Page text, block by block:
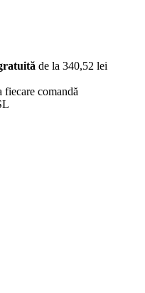
de la 340,52 lei
fiecare comandă